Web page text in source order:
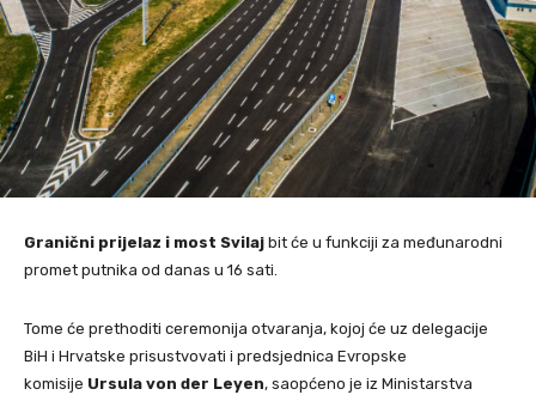
Granični prijelaz i most Svilaj bit će u funkciji za međunarodni
promet putnika od danas u 16 sati.
Tome će prethoditi ceremonija otvaranja, kojoj će uz delegacije
BiH i Hrvatske prisustvovati i predsjednica Evropske
komisije Ursula von der Leyen, saopćeno je iz Ministarstva